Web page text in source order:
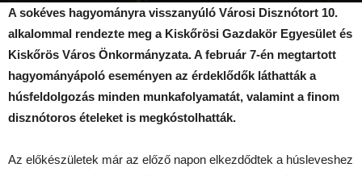
A sokéves hagyományra visszanyúló Városi Disznótort 10.
alkalommal rendezte meg a Kiskőrösi Gazdakör Egyesület és
Kiskőrös Város Önkormányzata. A február 7-én megtartott
hagyományápoló eseményen az érdeklődők láthatták a
húsfeldolgozás minden munkafolyamatát, valamint a finom
disznótoros ételeket is megkóstolhatták.
Az előkészületek már az előző napon elkezdődtek a húsleveshez